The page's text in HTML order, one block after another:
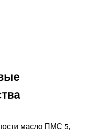
масло ПМС 5,